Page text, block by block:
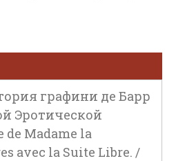
графини де Барр
Эротической
Madame la
avec la Suite Libre. /